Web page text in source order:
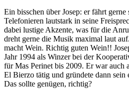
Ein bisschen über Josep: er fährt
Telefonieren lautstark in seine
dabei lustige Akzente, was für die
dreht gerne die Musik maximal laut
macht Wein. Richtig guten Wein!!
Jahr 1994 als Winzer bei der
für Mas Perinet bis 2009. Er war auch
El Bierzo tätig und gründete dann sein
Das sollte genügen, richtig?